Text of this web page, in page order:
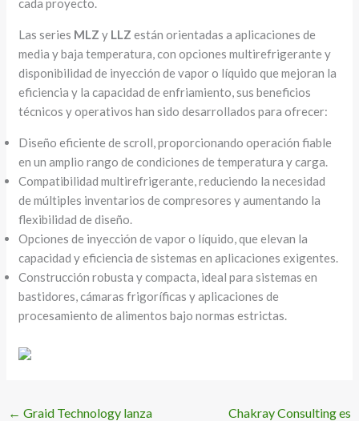
cada proyecto.
Las series MLZ y LLZ están orientadas a aplicaciones de
media y baja temperatura, con opciones multirefrigerante y
disponibilidad de inyección de vapor o líquido que mejoran la
eficiencia y la capacidad de enfriamiento, sus beneficios
técnicos y operativos han sido desarrollados para ofrecer:
Diseño eficiente de scroll, proporcionando operación fiable
en un amplio rango de condiciones de temperatura y carga.
Compatibilidad multirefrigerante, reduciendo la necesidad
de múltiples inventarios de compresores y aumentando la
flexibilidad de diseño.
Opciones de inyección de vapor o líquido, que elevan la
capacidad y eficiencia de sistemas en aplicaciones exigentes.
Construcción robusta y compacta, ideal para sistemas en
bastidores, cámaras frigoríficas y aplicaciones de
procesamiento de alimentos bajo normas estrictas.
← Graid Technology lanza
Chakray Consulting es